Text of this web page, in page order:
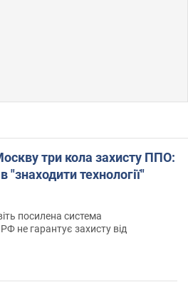
три кола захисту ППО:
"знаходити технології"
посилена система
не гарантує захисту від